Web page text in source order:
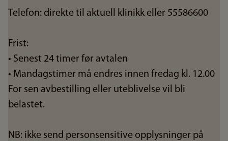
Telefon: direkte til aktuell klinikk eller 55586600
Frist:
• Senest 24 timer før avtalen
• Mandagstimer må endres innen fredag kl. 12.00
For sen avbestilling eller uteblivelse vil bli
belastet.
NB: ikke send personsensitive opplysninger på